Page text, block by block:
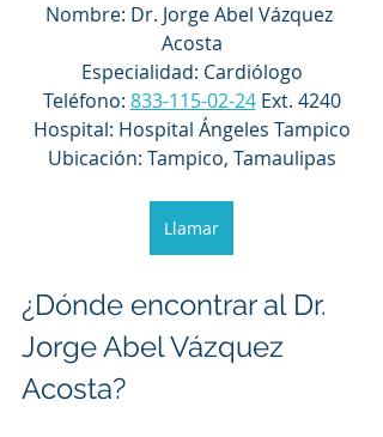
Nombre: Dr. Jorge Abel Vázquez
Acosta
Especialidad: Cardiólogo
Teléfono: 833-115-02-24 Ext. 4240
Hospital: Hospital Ángeles Tampico
Ubicación: Tampico, Tamaulipas
Llamar
¿Dónde encontrar al Dr.
Jorge Abel Vázquez
Acosta?